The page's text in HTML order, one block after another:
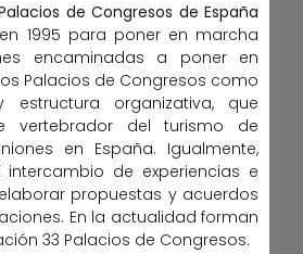
de Congresos de España
1995 para poner en marcha
encaminadas a poner en
Palacios de Congresos como
organizativa, que
vertebrador del turismo de
en España. Igualmente,
de experiencias e
propuestas y acuerdos
En la actualidad forman
33 Palacios de Congresos.